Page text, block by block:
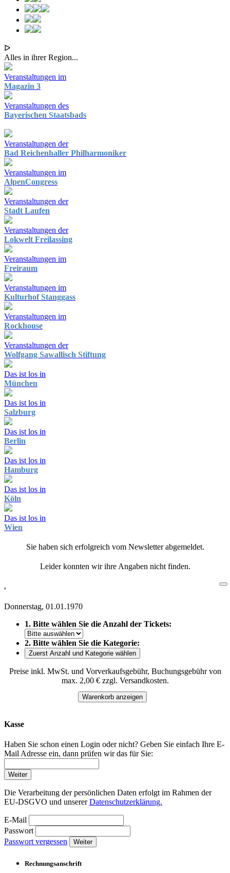
ᐅ
Alles in ihrer Region...
Veranstaltungen im
Magazin 3
Veranstaltungen des
Bayerischen Staatsbads
Veranstaltungen der
Bad Reichenhaller Philharmoniker
Veranstaltungen im
AlpenCongress
Veranstaltungen der
Stadt Laufen
Veranstaltungen der
Lokwelt Freilassing
Veranstaltungen im
Freiraum
Veranstaltungen im
Kulturhof Stanggass
Veranstaltungen im
Rockhouse
Veranstaltungen der
Wolfgang Sawallisch Stiftung
Das ist los in
München
Das ist los in
Salzburg
Das ist los in
Berlin
Das ist los in
Hamburg
Das ist los in
Köln
Das ist los in
Wien
Sie haben sich erfolgreich vom Newsletter abgemeldet.
Leider konnten wir ihre Angaben nicht finden.
,
Donnerstag, 01.01.1970
1. Bitte wählen Sie die Anzahl der Tickets:
2. Bitte wählen Sie die Kategorie:
Zuerst Anzahl und Kategorie wählen
Preise inkl. MwSt. und Vorverkaufsgebühr, Buchungsgebühr von
max. 2,00 € zzgl. Versandkosten.
Warenkorb anzeigen
Kasse
Haben Sie schon einen Login oder nicht? Geben Sie einfach Ihre E-
Mail Adresse ein, dann prüfen wir das für Sie:
Weiter
Die Verarbeitung der persönlichen Daten erfolgt im Rahmen der
EU-DSGVO und unsererDatenschutzerklärung.
E-Mail
Passwort
Passwort vergessen
Weiter
Rechnungsanschrift